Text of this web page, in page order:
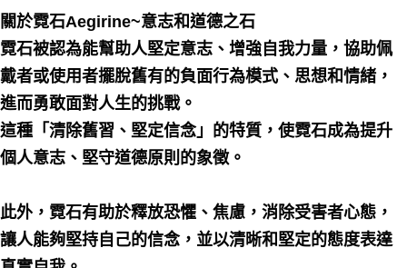
關於霓石Aegirine~意志和道德之石
霓石被認為能幫助人堅定意志、增強自我力量，協助佩
戴者或使用者擺脫舊有的負面行為模式、思想和情緒，
進而勇敢面對人生的挑戰。
這種「清除舊習、堅定信念」的特質，使霓石成為提升
個人意志、堅守道德原則的象徵。
此外，霓石有助於釋放恐懼、焦慮，消除受害者心態，
讓人能夠堅持自己的信念，並以清晰和堅定的態度表達